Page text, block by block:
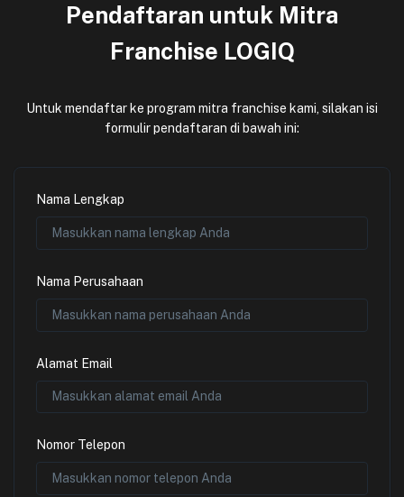
Pendaftaran untuk Mitra
Franchise LOGIQ
Untuk mendaftar ke program mitra franchise kami, silakan isi
formulir pendaftaran di bawah ini:
Nama Lengkap
Nama Perusahaan
Alamat Email
Nomor Telepon